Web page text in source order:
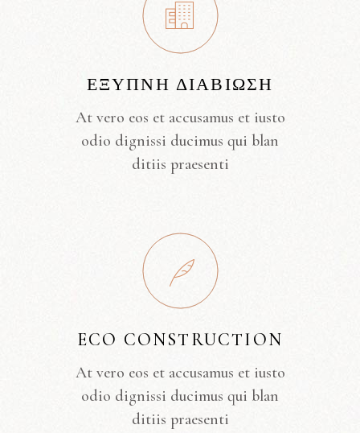
ΈΞΥΠΝΗ ΔΙΑΒΊΩΣΗ
At vero eos et accusamus et iusto
odio dignissi ducimus qui blan
ditiis praesenti
ECO CONSTRUCTION
At vero eos et accusamus et iusto
odio dignissi ducimus qui blan
ditiis praesenti